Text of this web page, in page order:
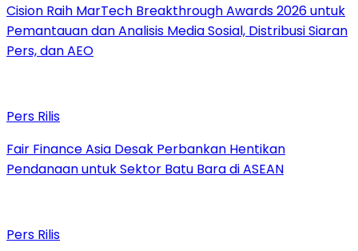
Cision Raih MarTech Breakthrough Awards 2026 untuk
Pemantauan dan Analisis Media Sosial, Distribusi Siaran
Pers, dan AEO
Pers Rilis
Fair Finance Asia Desak Perbankan Hentikan
Pendanaan untuk Sektor Batu Bara di ASEAN
Pers Rilis